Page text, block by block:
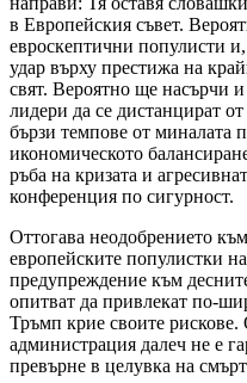
в Европейския съвет.
евроскептични популисти
удар върху престижа на
свят. Вероятно ще насърчи
лидери да се дистанцират
бързи темпове от миналата
икономическото
ръба на кризата и
конференция по сигурност.
Оттогава неодобрението
европейските популистки
предупреждение към
опитват да привлекат по-
Тръмп крие своите рискове.
администрация далеч не е
превърне в целувка на